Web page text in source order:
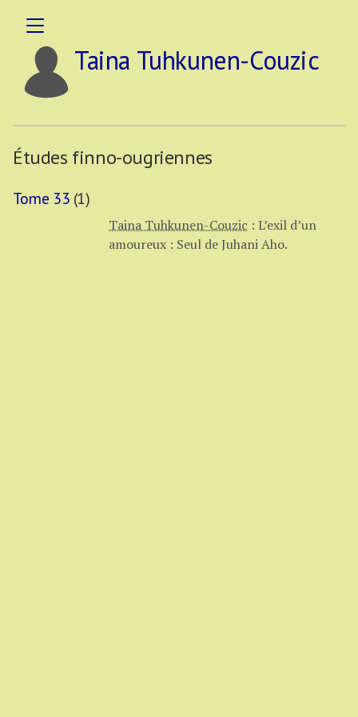
Taina Tuhkunen-Couzic
Études finno-ougriennes
Tome 33 (1)
Taina Tuhkunen-Couzic : L’exil d’un
amoureux : Seul de Juhani Aho.